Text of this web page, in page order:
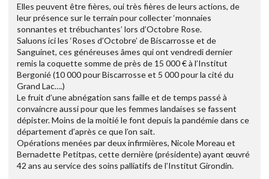
Elles peuvent être fières, oui très fières de leurs actions, de
leur présence sur le terrain pour collecter ‘monnaies
sonnantes et trébuchantes’ lors d’Octobre Rose.
Saluons ici les ‘Roses d’Octobre’ de Biscarrosse et de
Sanguinet, ces généreuses âmes qui ont vendredi dernier
remis la coquette somme de près de 15 000 € à l’Institut
Bergonié (10 000 pour Biscarrosse et 5 000 pour la cité du
Grand Lac….)
Le fruit d’une abnégation sans faille et de temps passé à
convaincre aussi pour que les femmes landaises se fassent
dépister. Moins de la moitié le font depuis la pandémie dans ce
département d’après ce que l’on sait.
Opérations menées par deux infirmières, Nicole Moreau et
Bernadette Petitpas, cette dernière (présidente) ayant œuvré
42 ans au service des soins palliatifs de l’Institut Girondin.